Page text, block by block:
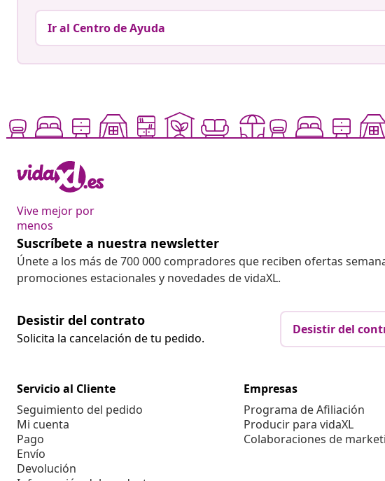
Ir al Centro de Ayuda
Vive mejor por
menos
Suscríbete a nuestra newsletter
Únete a los más de 700 000 compradores que reciben ofertas
promociones estacionales y novedades de vidaXL.
Desistir del contrato
Solicita la cancelación de tu pedido.
Desistir del
Servicio al Cliente
Seguimiento del pedido
Mi cuenta
Pago
Envío
Devolución
Empresas
Programa de Afiliación
Producir para vidaXL
Colaboraciones de